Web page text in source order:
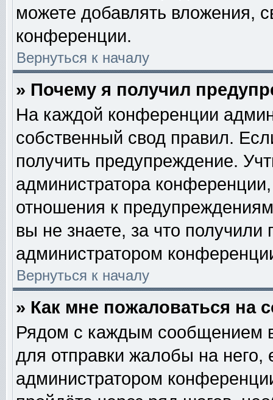
можете добавлять вложения,
конференции.
Вернуться к началу
» Почему я получил
На каждой конференции
собственный свод правил.
получить предупреждение.
администратора
отношения к
вы не знаете, за что
администратором
Вернуться к началу
» Как мне пожаловаться на
Рядом с каждым сообщением
для отправки жалобы на него,
администратором